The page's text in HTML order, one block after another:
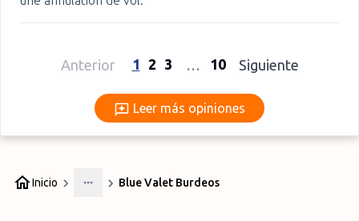
Anterior 1 2 3 … 10 Siguiente
Leer más opiniones
Leer más opiniones
Inicio
More
Blue Valet Burdeos